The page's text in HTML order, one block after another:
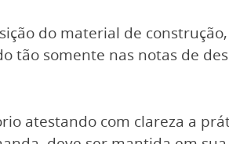
do material de
tão somente nas notas de
atestando com clareza a